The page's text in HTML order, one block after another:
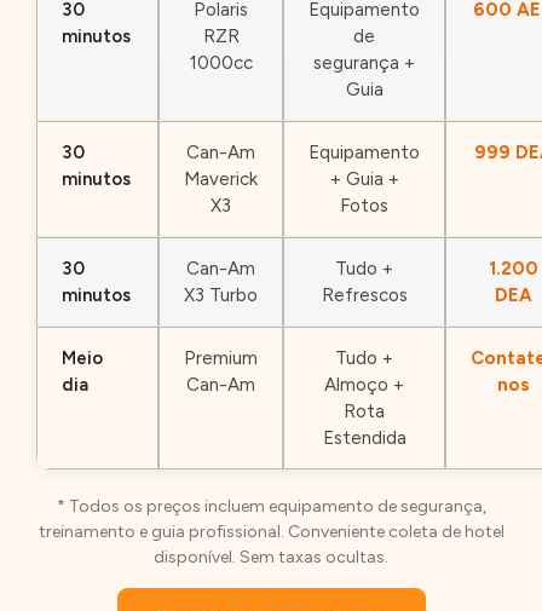
30
minutos
Polaris
RZR
1000cc
Equipamento
de
segurança +
Guia
600
30
minutos
Can-Am
Maverick
X3
Equipamento
+ Guia +
Fotos
999
30
minutos
Can-Am
X3 Turbo
Tudo +
Refrescos
1.200
DEA
Meio
dia
Premium
Can-Am
Tudo +
Almoço +
Rota
Estendida
nos
* Todos os preços incluem equipamento de segurança,
treinamento e guia profissional. Conveniente coleta de hotel
disponível. Sem taxas ocultas.